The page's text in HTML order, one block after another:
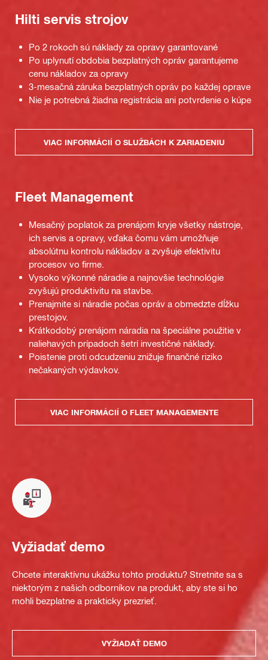
Hilti servis strojov
Po 2 rokoch sú náklady za opravy garantované
Po uplynutí obdobia bezplatných opráv garantujeme
cenu nákladov za opravy
3-mesačná záruka bezplatných opráv po každej oprave
Nie je potrebná žiadna registrácia ani potvrdenie o kúpe
VIAC INFORMÁCIÍ O SLUŽBÁCH K ZARIADENIU
Fleet Management
Mesačný poplatok za prenájom kryje všetky nástroje,
ich servis a opravy, vďaka čomu vám umožňuje
absolútnu kontrolu nákladov a zvyšuje efektivitu
procesov vo firme.
Vysoko výkonné náradie a najnovšie technológie
zvyšujú produktivitu na stavbe.
Prenajmite si náradie počas opráv a obmedzte dĺžku
prestojov.
Krátkodobý prenájom náradia na špeciálne použitie v
naliehavých prípadoch šetrí investičné náklady.
Poistenie proti odcudzeniu znižuje finančné riziko
nečakaných výdavkov.
VIAC INFORMÁCIÍ O FLEET MANAGEMENTE
Vyžiadať demo
Chcete interaktívnu ukážku tohto produktu? Stretnite sa s
niektorým z našich odborníkov na produkt, aby ste si ho
mohli bezplatne a prakticky prezrieť.
VYŽIADAŤ DEMO